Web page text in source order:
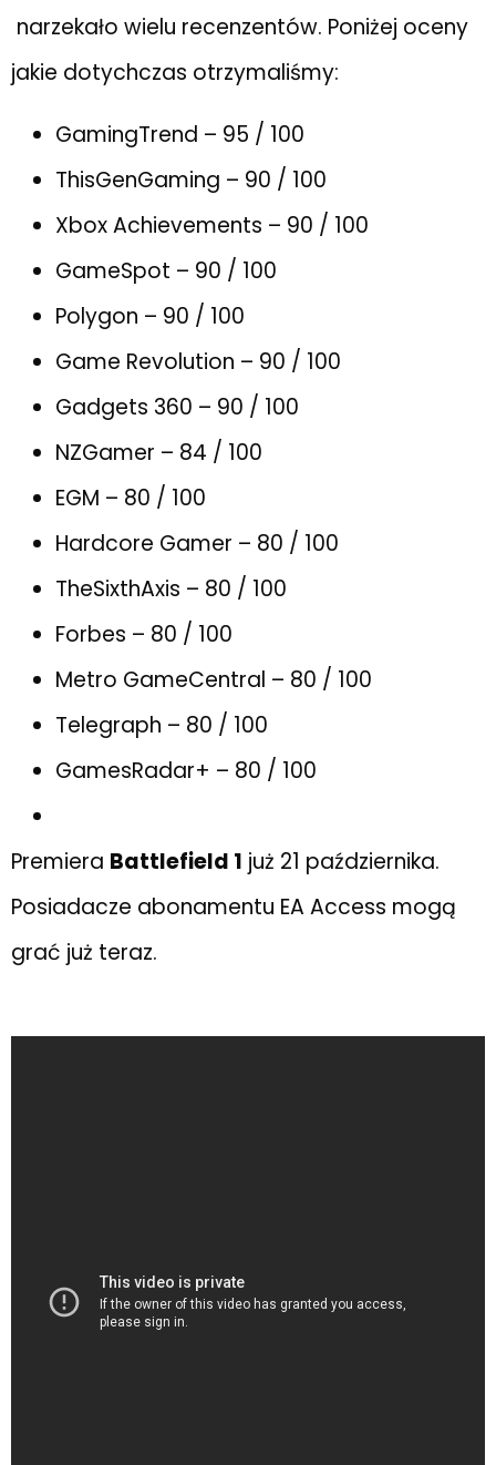
narzekało wielu recenzentów. Poniżej oceny
jakie dotychczas otrzymaliśmy:
GamingTrend – 95 / 100
ThisGenGaming – 90 / 100
Xbox Achievements – 90 / 100
GameSpot – 90 / 100
Polygon – 90 / 100
Game Revolution – 90 / 100
Gadgets 360 – 90 / 100
NZGamer – 84 / 100
EGM – 80 / 100
Hardcore Gamer – 80 / 100
TheSixthAxis – 80 / 100
Forbes – 80 / 100
Metro GameCentral – 80 / 100
Telegraph – 80 / 100
GamesRadar+ – 80 / 100
Premiera Battlefield 1 już 21 października.
Posiadacze abonamentu EA Access mogą
grać już teraz.